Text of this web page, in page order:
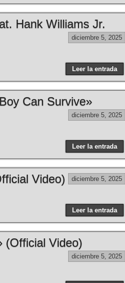
Hank Williams Jr.
diciembre 5, 2025
Leer la entrada
Can Survive»
diciembre 5, 2025
Leer la entrada
Video) diciembre 5, 2025
Leer la entrada
(Official Video)
diciembre 5, 2025